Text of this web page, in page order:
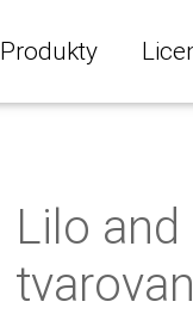
Produkty
Lilo